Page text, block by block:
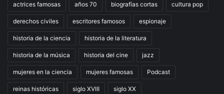
actrices famosas años 70 biografías cortas cultura pop
derechos civiles escritores famosos espionaje
historia de la ciencia historia de la literatura
historia de la música historia del cine jazz
mujeres en la ciencia mujeres famosas Podcast
reinas históricas siglo XVIII siglo XX